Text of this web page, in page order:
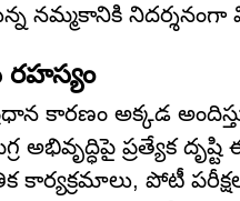
నమ్మకానికి నిదర్శనంగా
కారణం అక్కడ
ప్రత్యేక
పోటీ